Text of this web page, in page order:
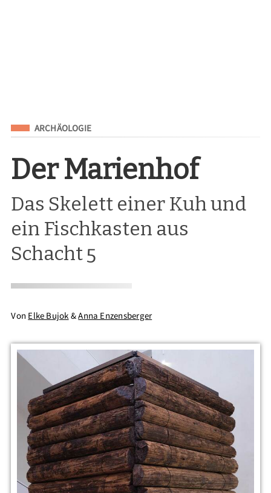
Eingeordnet unter
ARCHÄOLOGIE
Der Marienhof
Das Skelett einer Kuh und
ein Fischkasten aus
Schacht 5
Von Elke Bujok &Anna Enzensberger